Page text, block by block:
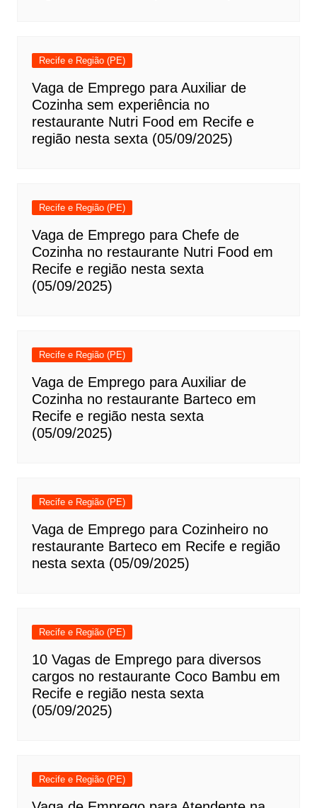
Recife e Região (PE)
Vaga de Emprego para Auxiliar de
Cozinha sem experiência no
restaurante Nutri Food em Recife e
região nesta sexta (05/09/2025)
Recife e Região (PE)
Vaga de Emprego para Chefe de
Cozinha no restaurante Nutri Food em
Recife e região nesta sexta
(05/09/2025)
Recife e Região (PE)
Vaga de Emprego para Auxiliar de
Cozinha no restaurante Barteco em
Recife e região nesta sexta
(05/09/2025)
Recife e Região (PE)
Vaga de Emprego para Cozinheiro no
restaurante Barteco em Recife e região
nesta sexta (05/09/2025)
Recife e Região (PE)
10 Vagas de Emprego para diversos
cargos no restaurante Coco Bambu em
Recife e região nesta sexta
(05/09/2025)
Recife e Região (PE)